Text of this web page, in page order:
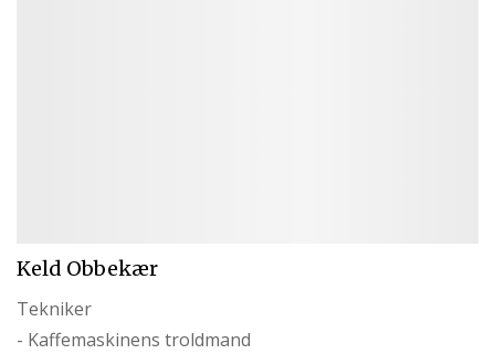
Keld Obbekær
Tekniker
- Kaffemaskinens troldmand